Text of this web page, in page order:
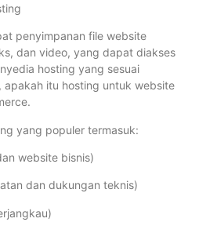
penyimpanan file website
dan video, yang dapat diakses
hosting yang sesuai
apakah itu hosting untuk website
yang populer termasuk:
website bisnis)
dan dukungan teknis)